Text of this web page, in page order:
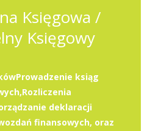
Księgowa /
Księgowy
ksiąg
deklaracji
finansowych, oraz